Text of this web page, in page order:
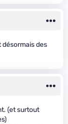
désormais des
(et surtout